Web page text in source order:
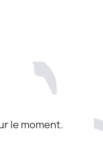
le moment.